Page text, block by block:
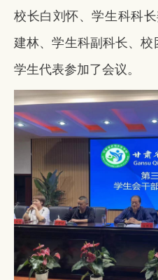
校长白刘怀、学生科科
建林、学生科副科长、校
学生代表参加了会议。